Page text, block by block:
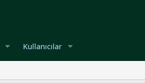
Kullanıcılar